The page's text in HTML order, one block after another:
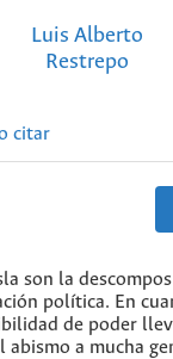
Luis Alberto
Restrepo
citar
son la
política. En
de poder
abismo a mucha